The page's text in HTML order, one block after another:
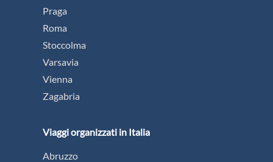
Praga
Roma
Stoccolma
Varsavia
Vienna
Zagabria
Viaggi organizzati in Italia
Abruzzo